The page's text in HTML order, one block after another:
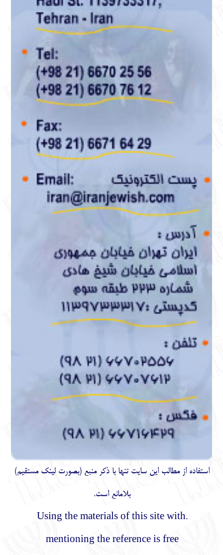
استفاده از مطالب اين سايت تنها با ذكر منبع (بصورت لینک مستقیم)
بلامانع است.
.Using the materials of this site with
mentioning the reference is free